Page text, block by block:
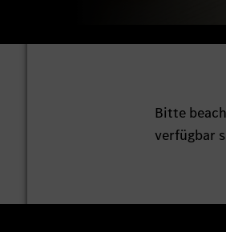
Bitte
verfügbar